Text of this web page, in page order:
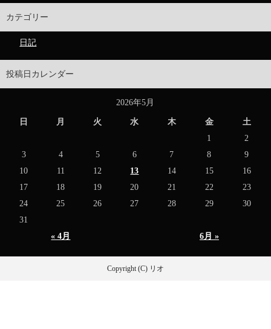
カテゴリー
日記
投稿日カレンダー
2026年5月
日 月 火 水 木 金 土
« 4月 6月 »
1
2
3
4 5 6 7 8
9
10
11 12 13 14 15
16
17
18 19 20 21 22
23
24
25 26 27 28 29
30
31
Copyright (C) リオ